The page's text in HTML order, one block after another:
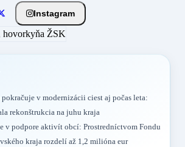
Instagram
ŽSK
pokračuje v modernizácii ciest aj počas leta:
rekonštrukcia na juhu kraja
v podpore aktivít obcí: Prostredníctvom Fondu
kraja rozdelí až 1,2 milióna eur